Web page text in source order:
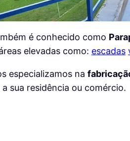
é conhecido como
elevadas como: escadas
especializamos na
sua residência ou comércio.